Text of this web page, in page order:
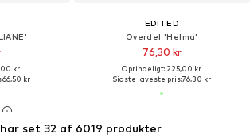
kr
66,50 kr
EDITED
Overdel 'Helma'
76,30 kr
Oprindeligt: 225,00 kr
Sidste laveste pris:76,30 kr
set 32 af 6019 produkter